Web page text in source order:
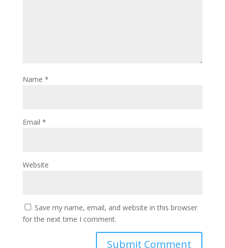
Name *
Email *
Website
Save my name, email, and website in this browser
for the next time I comment.